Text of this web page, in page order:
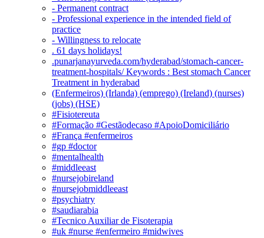
- Permanent contract
- Professional experience in the intended field of
practice
- Willingness to relocate
. 61 days holidays!
.punarjanayurveda.com/hyderabad/stomach-cancer-
treatment-hospitals/ Keywords : Best stomach Cancer
Treatment in hyderabad
(Enfermeiros) (Irlanda) (emprego) (Ireland) (nurses)
(jobs) (HSE)
#Fisiotereuta
#Formação #Gestãodecaso #ApoioDomiciliário
#França #enfermeiros
#gp #doctor
#mentalhealth
#middleeast
#nursejobireland
#nursejobmiddleeast
#psychiatry
#saudiarabia
#Tecnico Auxiliar de Fisoterapia
#uk #nurse #enfermeiro #midwives